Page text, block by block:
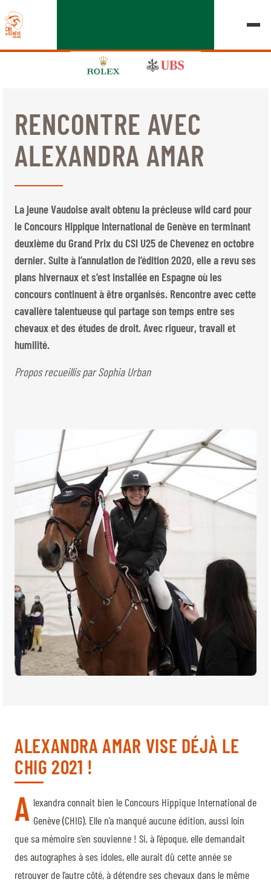
ÉDITION 2026
LE CHIG
MULTIMÉDIA
LIENS RAPIDES
ACCUEIL
EXPOSANTS
BILLETTERIE
BÉNÉVOLES
MÉDIAS
© 2026 CHI de Genève. Tous droits réservés
Jeudi, 17 Septembre 2026
RENCONTRE AVEC
ALEXANDRA AMAR
La jeune Vaudoise avait obtenu la précieuse wild card pour
le Concours Hippique International de Genève en terminant
deuxième du Grand Prix du CSI U25 de Chevenez en octobre
dernier. Suite à l’annulation de l’édition 2020, elle a revu ses
plans hivernaux et s’est installée en Espagne où les
concours continuent à être organisés. Rencontre avec cette
cavalière talentueuse qui partage son temps entre ses
chevaux et des études de droit. Avec rigueur, travail et
humilité.
Propos recueillis par Sophia Urban
ALEXANDRA AMAR VISE DÉJÀ LE
CHIG 2021 !
A lexandra connait bien le Concours Hippique International de
Genève (CHIG). Elle n’a manqué aucune édition, aussi loin
que sa mémoire s’en souvienne ! Si, à l’époque, elle demandait
des autographes à ses idoles, elle aurait dû cette année se
retrouver de l’autre côté, à détendre ses chevaux dans le même